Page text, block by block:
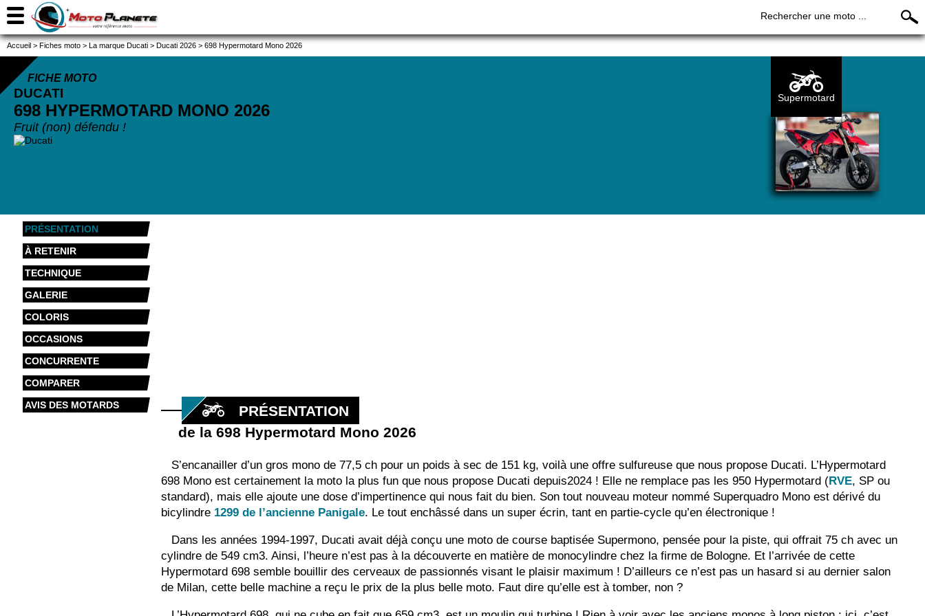
Rechercher une moto ...
Accueil > Fiches moto > La marque Ducati > Ducati 2026 > 698 Hypermotard Mono 2026
FICHE MOTO
DUCATI
698 HYPERMOTARD MONO 2026
Fruit (non) défendu !
Supermotard
PRÉSENTATION
À RETENIR
TECHNIQUE
GALERIE
COLORIS
OCCASIONS
CONCURRENTE
COMPARER
AVIS DES MOTARDS
PRÉSENTATION
de la 698 Hypermotard Mono 2026
S’encanailler d’un gros mono de 77,5 ch pour un poids à sec de 151 kg, voilà une offre sulfureuse que nous propose Ducati. L’Hypermotard
698 Mono est certainement la moto la plus fun que nous propose Ducati depuis2024 ! Elle ne remplace pas les 950 Hypermotard (RVE, SP ou
standard), mais elle ajoute une dose d’impertinence qui nous fait du bien. Son tout nouveau moteur nommé Superquadro Mono est dérivé du
bicylindre 1299 de l’ancienne Panigale. Le tout enchâssé dans un super écrin, tant en partie-cycle qu’en électronique !
Dans les années 1994-1997, Ducati avait déjà conçu une moto de course baptisée Supermono, pensée pour la piste, qui offrait 75 ch avec un
cylindre de 549 cm3. Ainsi, l’heure n’est pas à la découverte en matière de monocylindre chez la firme de Bologne. Et l’arrivée de cette
Hypermotard 698 semble bouillir des cerveaux de passionnés visant le plaisir maximum ! D’ailleurs ce n’est pas un hasard si au dernier salon
de Milan, cette belle machine a reçu le prix de la plus belle moto. Faut dire qu’elle est à tomber, non ?